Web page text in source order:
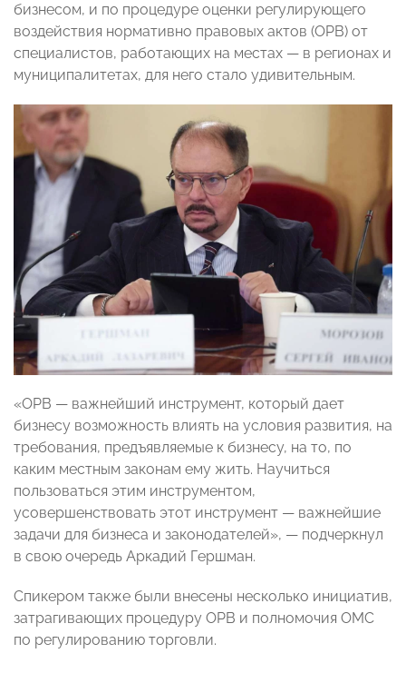
бизнесом, и по процедуре оценки регулирующего
воздействия нормативно правовых актов (ОРВ) от
специалистов, работающих на местах — в регионах и
муниципалитетах, для него стало удивительным.
«ОРВ — важнейший инструмент, который дает
бизнесу возможность влиять на условия развития, на
требования, предъявляемые к бизнесу, на то, по
каким местным законам ему жить. Научиться
пользоваться этим инструментом,
усовершенствовать этот инструмент — важнейшие
задачи для бизнеса и законодателей», — подчеркнул
в свою очередь Аркадий Гершман.
Спикером также были внесены несколько инициатив,
затрагивающих процедуру ОРВ и полномочия ОМС
по регулированию торговли.